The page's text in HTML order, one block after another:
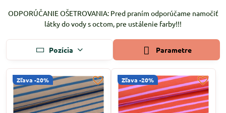
ODPORÚČANIE OŠETROVANIA: Pred praním odporúčame namočiť
látky do vody s octom, pre ustálenie farby!!!
Pozícia Parametre
Zľava -20% Zľava -20%